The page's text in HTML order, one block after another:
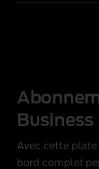
Business
Avec cette
bord complet